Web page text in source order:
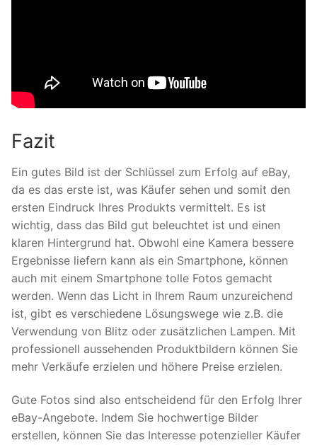
Fazit
Ein gutes Bild ist der Schlüssel zum Erfolg auf eBay,
da es das erste ist, was Käufer sehen und somit den
ersten Eindruck Ihres Produkts vermittelt. Es ist
wichtig, dass das Bild gut beleuchtet ist und einen
klaren Hintergrund hat. Obwohl eine Kamera bessere
Ergebnisse liefern kann als ein Smartphone, können
auch mit einem Smartphone tolle Fotos gemacht
werden. Wenn das Licht in Ihrem Raum unzureichend
ist, gibt es verschiedene Lösungswege wie z.B. die
Verwendung von Blitz oder zusätzlichen Lampen. Mit
professionell aussehenden Produktbildern können Sie
mehr Verkäufe erzielen und höhere Preise erzielen.
Gute Fotos sind also entscheidend für den Erfolg Ihrer
eBay-Angebote. Indem Sie hochwertige Bilder
erstellen, können Sie das Interesse potenzieller Käufer